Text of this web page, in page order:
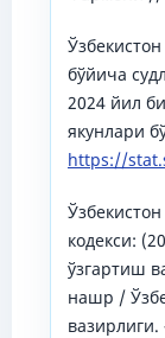
бўйича
2024 йил
якунлари
https://
кодекси:
ўзгартиш
нашр /
вазирлиги.